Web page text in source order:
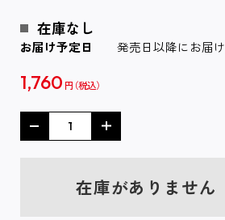
在庫なし
お届け予定日 発売日以降にお届け
1,760 円
在庫がありません